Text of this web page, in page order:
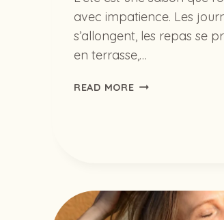
avec impatience. Les
s’allongent, les repas se
en terrasse,…
READ MOREL’ÉTÉ
!